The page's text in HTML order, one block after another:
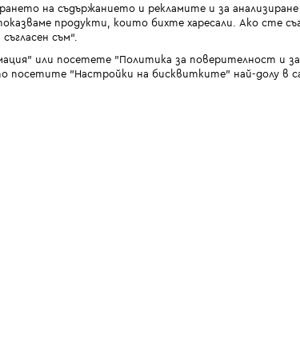
на съдържанието и рекламите и за анализиране
продукти, които бихте харесали. Ако сте
съм“.
или посетете "Политика за поверителност и за
"Настройки на бисквитките" най-долу в